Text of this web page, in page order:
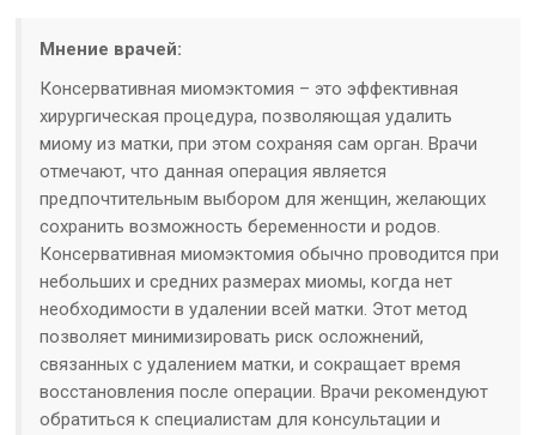
Мнение врачей:
Консервативная миомэктомия – это эффективная
хирургическая процедура, позволяющая удалить
миому из матки, при этом сохраняя сам орган. Врачи
отмечают, что данная операция является
предпочтительным выбором для женщин, желающих
сохранить возможность беременности и родов.
Консервативная миомэктомия обычно проводится при
небольших и средних размерах миомы, когда нет
необходимости в удалении всей матки. Этот метод
позволяет минимизировать риск осложнений,
связанных с удалением матки, и сокращает время
восстановления после операции. Врачи рекомендуют
обратиться к специалистам для консультации и